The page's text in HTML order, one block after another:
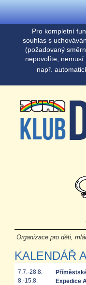
Pro kompletní
souhlas s
(požadovaný
nepovolíte, nemusí
např.
Organizace pro děti,
KALENDÁŘ
7.7.-28.8.
8.-15.8.
Expedice